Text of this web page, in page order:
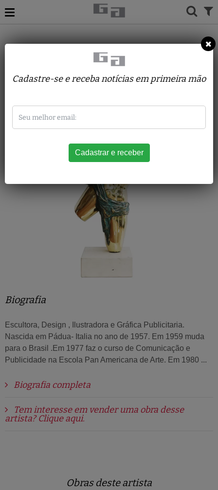
Antonella Fortunato
Biografia
Escultora, Design , Ilustradora e Gráfica Publicitaria.
Nascida em Pádua- Italia no ano de 1957. Em 1959 muda
para o Brasil .Em 1977 faz o curso de Comunicação e
Publicidade na Escola Pan Americana de Arte. Em 1980 ...
Biografia completa
Tem interesse em vender uma obra desse
artista? Clique aqui.
Obras deste artista
Cadastre-se e receba notícias em primeira mão